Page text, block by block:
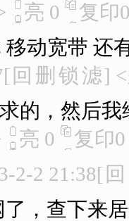
亮 0 复印
移动宽带 还
[ 回 删 锁 滤]
的，然后
亮 0 复印0
2-2 21:38[ 回
，查下来